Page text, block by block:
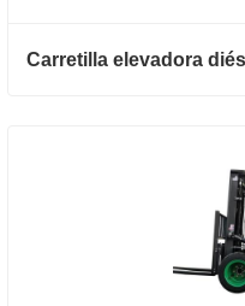
Carretilla elevadora